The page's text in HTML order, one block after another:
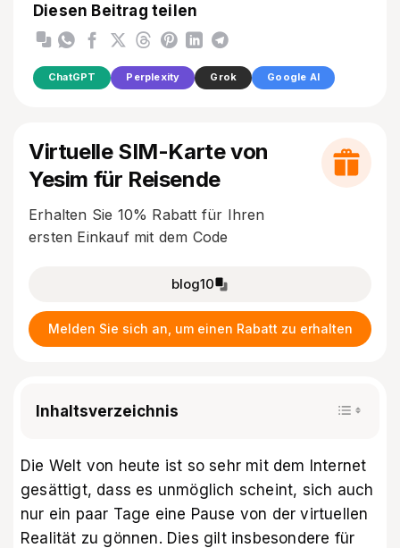
Diesen Beitrag teilen
ChatGPT Perplexity Grok Google AI
Virtuelle SIM-Karte von
Yesim für Reisende
Erhalten Sie 10% Rabatt für Ihren
ersten Einkauf mit dem Code
blog10
Melden Sie sich an, um einen Rabatt zu erhalten
Inhaltsverzeichnis
Die Welt von heute ist so sehr mit dem Internet
gesättigt, dass es unmöglich scheint, sich auch
nur ein paar Tage eine Pause von der virtuellen
Realität zu gönnen. Dies gilt insbesondere für